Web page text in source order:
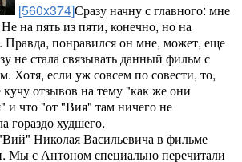
[560x374]Сразу начну с главного: мне
на пять из пяти, конечно, но на
Правда, понравился он мне, может, еще
не стала связывать данный фильм с
Хотя, если уж совсем по совести, то,
отзывов на тему "как же они
и что "от "Вия" там ничего не
гораздо худшего.
Николая Васильевича в фильме
Мы с Антоном специально перечитали